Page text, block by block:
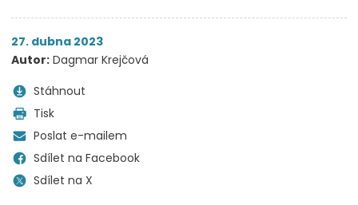
27. dubna 2023
Autor: Dagmar Krejčová
Stáhnout
Tisk
Poslat e-mailem
Sdílet na Facebook
Sdílet na X